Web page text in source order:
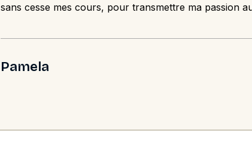
sans cesse mes cours, pour transmettre ma passion
Pamela